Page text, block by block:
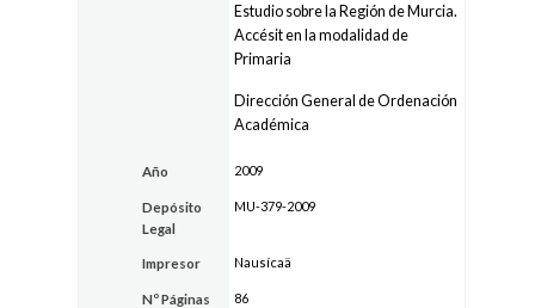
Estudio sobre la Región de Murcia.
Accésit en la modalidad de
Primaria
Dirección General de Ordenación
Académica
Año 2009
Depósito
Legal
MU-379-2009
Impresor Nausícaä
Nº Páginas 86